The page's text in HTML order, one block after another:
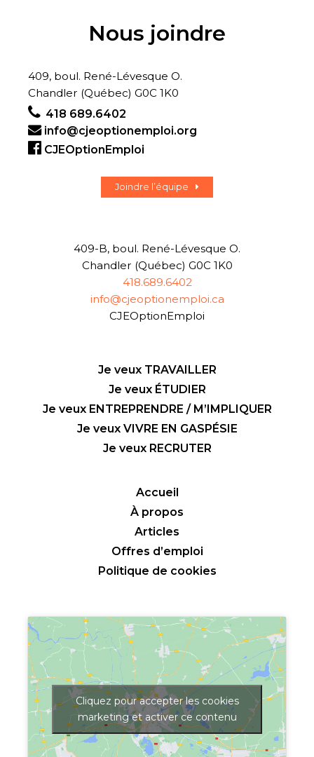
Nous joindre
409, boul. René-Lévesque O.
Chandler (Québec) G0C 1K0
418 689.6402
info@cjeoptionemploi.org
CJEOptionEmploi
Joindre l’équipe
409-B, boul. René-Lévesque O.
Chandler (Québec) G0C 1K0
418.689.6402
info@cjeoptionemploi.ca
CJEOptionEmploi
Je veux TRAVAILLER
Je veux ÉTUDIER
Je veux ENTREPRENDRE / M’IMPLIQUER
Je veux VIVRE EN GASPÉSIE
Je veux RECRUTER
Accueil
À propos
Articles
Offres d’emploi
Politique de cookies
Cliquez pour accepter les cookies
marketing et activer ce contenu